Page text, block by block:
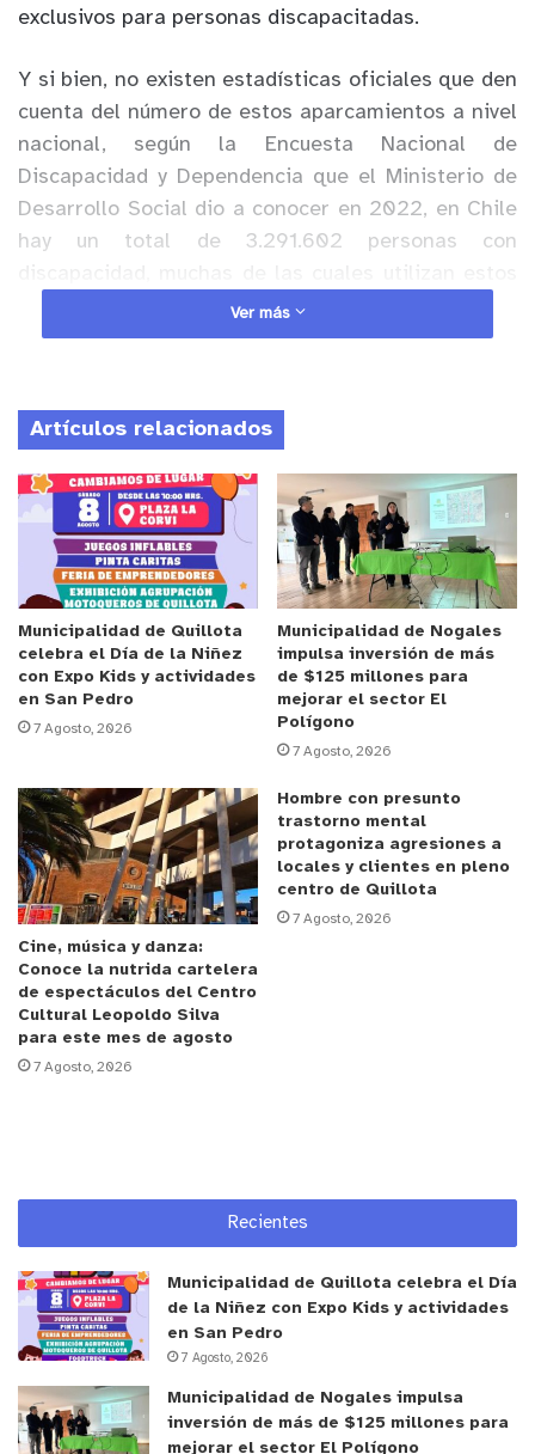
exclusivos para personas discapacitadas.
Y si bien, no existen estadísticas oficiales que den
cuenta del número de estos aparcamientos a nivel
nacional, según la Encuesta Nacional de
Discapacidad y Dependencia que el Ministerio de
Desarrollo Social dio a conocer en 2022, en Chile
hay un total de 3.291.602 personas con
“Estamos recibiendo denuncias de manera
constante, y eso que la multa por la mal utilización
de estos espacios es bastante cara. Y si hay una
reiteración, ese valor se incrementa más”, sostuvo
Diario UsachMatías Poblete, presidente de la
FCHD.
De hecho, la Ley de Tránsito establece
que quienes cometen infracciones en esta materia
se exponen a sanciones que fluctúan entre 1 y 1,5
UTM (es decir entre $69.540 y $104.313
aproximadamente), ya que esto se considera como
una “falta grave”. La misma legislación establece
que los estacionamientos exclusivos para
personas con discapacidad no pueden ser
utilizados por embarazadas ni adultos mayores.
A su vez, el único instrumento válido para poner
utilizar estos estacionamientos es la credencial de
discapacidad, que se gestiona a través
del Compin y que emite el Registro Civil y de
Identificación (previa inscripción en el Registro
deben exhibir el documento (el oficial, no una
fotocopia) en el costado inferior izquierdo del
parabrisas delantero del vehículo (y de manera
visible). Y, ojo, pese a que muchos y muchas
piensen lo contrario, la “cruz de malta” no tiene
ninguna validez para la legislación nacional.
¿Por qué se mal utilizan estos espacios?
Ver más
Artículos relacionados
Municipalidad de Quillota
celebra el Día de la Niñez
con Expo Kids y actividades
en San Pedro
7 Agosto, 2026
Municipalidad de Nogales
impulsa inversión de más
de $125 millones para
mejorar el sector El
Polígono
7 Agosto, 2026
Cine, música y danza:
Conoce la nutrida cartelera
de espectáculos del Centro
Cultural Leopoldo Silva
para este mes de agosto
7 Agosto, 2026
Hombre con presunto
trastorno mental
protagoniza agresiones a
locales y clientes en pleno
centro de Quillota
7 Agosto, 2026
Recientes
Municipalidad de Quillota celebra el Día
de la Niñez con Expo Kids y actividades
en San Pedro
7 Agosto, 2026
Municipalidad de Nogales impulsa
inversión de más de $125 millones para
mejorar el sector El Polígono